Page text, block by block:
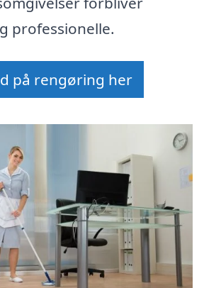
professionelle.
på rengøring her